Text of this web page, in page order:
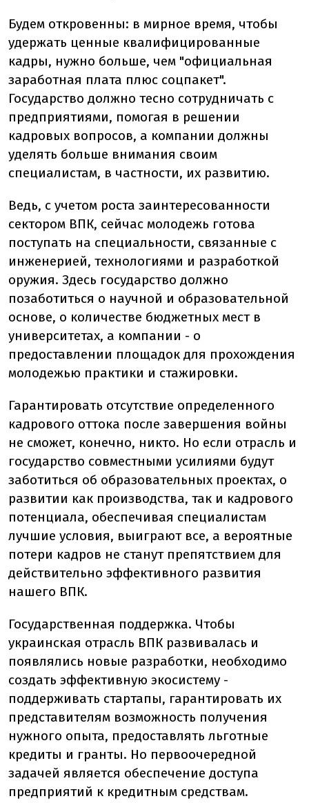
Будем откровенны: в мирное время, чтобы
удержать ценные квалифицированные
кадры, нужно больше, чем "официальная
заработная плата плюс соцпакет".
Государство должно тесно сотрудничать с
предприятиями, помогая в решении
кадровых вопросов, а компании должны
уделять больше внимания своим
специалистам, в частности, их развитию.
Ведь, с учетом роста заинтересованности
сектором ВПК, сейчас молодежь готова
поступать на специальности, связанные с
инженерией, технологиями и разработкой
оружия. Здесь государство должно
позаботиться о научной и образовательной
основе, о количестве бюджетных мест в
университетах, а компании - о
предоставлении площадок для прохождения
молодежью практики и стажировки.
Гарантировать отсутствие определенного
кадрового оттока после завершения войны
не сможет, конечно, никто. Но если отрасль и
государство совместными усилиями будут
заботиться об образовательных проектах, о
развитии как производства, так и кадрового
потенциала, обеспечивая специалистам
лучшие условия, выиграют все, а вероятные
потери кадров не станут препятствием для
действительно эффективного развития
нашего ВПК.
Государственная поддержка. Чтобы
украинская отрасль ВПК развивалась и
появлялись новые разработки, необходимо
создать эффективную экосистему -
поддерживать стартапы, гарантировать их
представителям возможность получения
нужного опыта, предоставлять льготные
кредиты и гранты. Но первоочередной
задачей является обеспечение доступа
предприятий к кредитным средствам.